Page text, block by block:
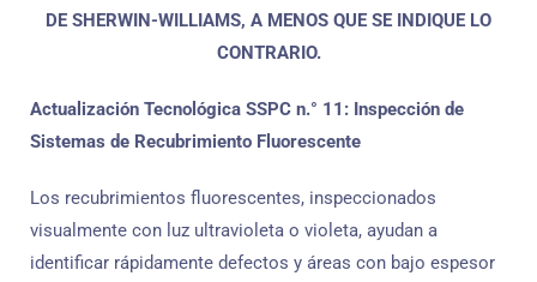
DE SHERWIN-WILLIAMS, A MENOS QUE SE INDIQUE LO
CONTRARIO.
Actualización Tecnológica SSPC n.° 11: Inspección de
Sistemas de Recubrimiento Fluorescente
Los recubrimientos fluorescentes, inspeccionados
visualmente con luz ultravioleta o violeta, ayudan a
identificar rápidamente defectos y áreas con bajo espesor